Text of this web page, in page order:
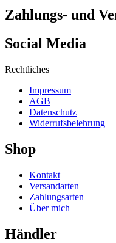
Zahlungs- und
Social Media
Rechtliches
Impressum
AGB
Datenschutz
Widerrufsbelehrung
Shop
Kontakt
Versandarten
Zahlungsarten
Über mich
Händler